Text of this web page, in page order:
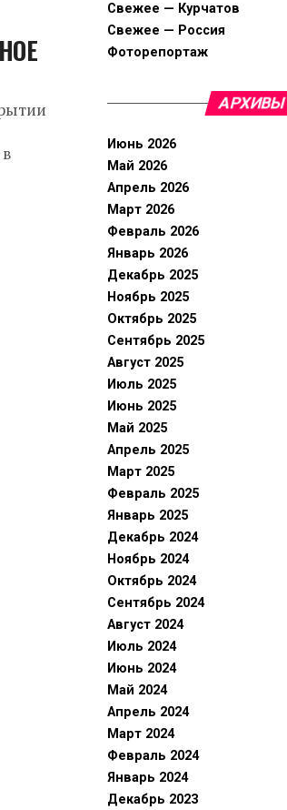
Свежее — Курчатов
Свежее — Россия
Фоторепортаж
АРХИВЫ
Июнь 2026
Май 2026
Апрель 2026
Март 2026
Февраль 2026
Январь 2026
Декабрь 2025
Ноябрь 2025
Октябрь 2025
Сентябрь 2025
Август 2025
Июль 2025
Июнь 2025
Май 2025
Апрель 2025
Март 2025
Февраль 2025
Январь 2025
Декабрь 2024
Ноябрь 2024
Октябрь 2024
Сентябрь 2024
Август 2024
Июль 2024
Июнь 2024
Май 2024
Апрель 2024
Март 2024
Февраль 2024
Январь 2024
Декабрь 2023